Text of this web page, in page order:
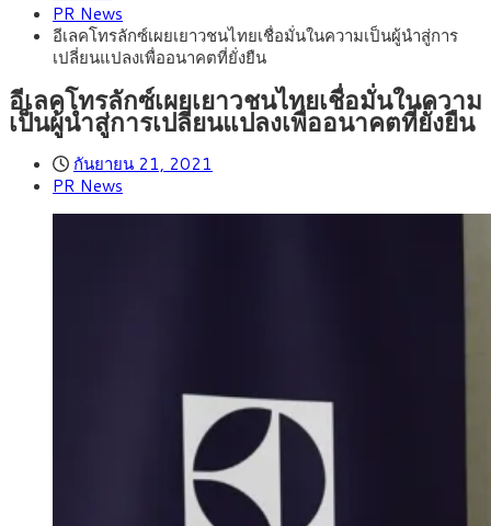
ใหญ่จากเยอรมนี
2569) ซื้อขายในกรอบ 33.40-34.00 มองเฟดคงดอกเบี้ย
สิงหาคม 5, 2026
หน้ารถไฟฟ้าสงขลา โมโนเรล 12.54 กม. เชื่อมเมืองหาดใหญ่
สิงหาคม 4, 2026 สธ.ชี้ รพ.รัฐแบกรับผู้ป่วยบัตรทอง 87% แต่ได้งบ
รายหัวเพียง 2,618 บาท เสนอทบทวนจัดสรรงบให้สอดคล้องภาระ
งานจริง
สิงหาคม 3, 2026 กรุงศรี คาดเงินบาทสัปดาห์นี้ซื้อขายในกรอบ
33.00-33.60 ติดตามข้อมูลจ้างงานสหรัฐฯ
PR News
อีเลคโทรลักซ์เผยเยาวชนไทยเชื่อมั่นในความเป็นผู้นำสู่การ
เปลี่ยนแปลงเพื่ออนาคตที่ยั่งยืน
อีเลคโทรลักซ์เผยเยาวชนไทยเชื่อมั่นในความ
เป็นผู้นำสู่การเปลี่ยนแปลงเพื่ออนาคตที่ยั่งยืน
กันยายน 21, 2021
PR News